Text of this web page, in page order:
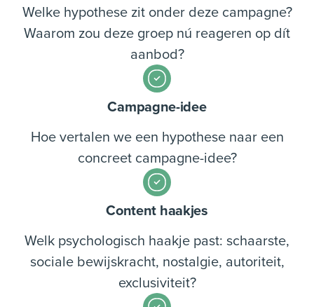
Welke hypothese zit onder deze campagne?
Waarom zou deze groep nú reageren op dít
aanbod?
Campagne-idee
Hoe vertalen we een hypothese naar een
concreet campagne-idee?
Content haakjes
Welk psychologisch haakje past: schaarste,
sociale bewijskracht, nostalgie, autoriteit,
exclusiviteit?